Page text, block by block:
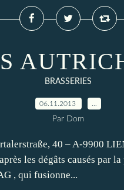
BRASSERIES
06.11.2013
Par Dom
40 – A-9900
les dégâts causés par
, qui fusionne...